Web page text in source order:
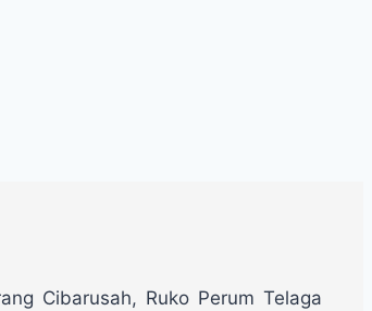
Cibarusah, Ruko Perum Telaga